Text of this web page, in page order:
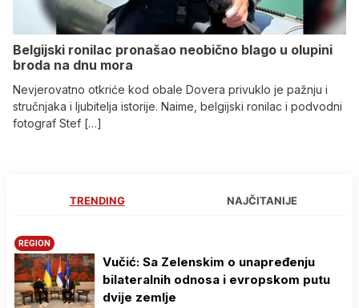
Belgijski ronilac pronašao neobično blago u olupini
broda na dnu mora
Nevjerovatno otkriće kod obale Dovera privuklo je pažnju i
stručnjaka i ljubitelja istorije. Naime, belgijski ronilac i podvodni
fotograf Stef […]
TRENDING NAJČITANIJE
REGION
Vučić: Sa Zelenskim o unapređenju
bilateralnih odnosa i evropskom putu
dvije zemlje